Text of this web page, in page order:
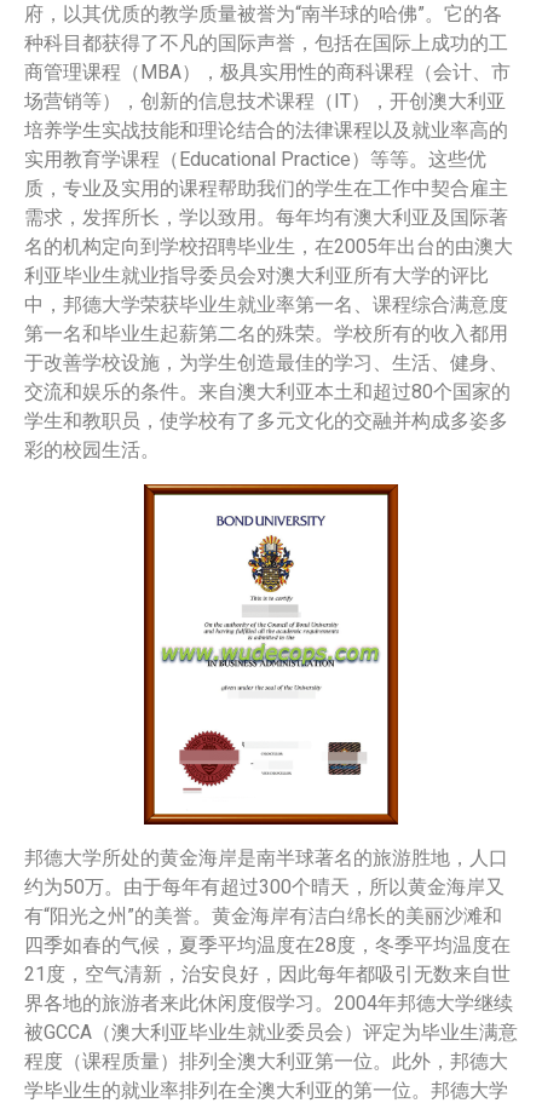
府，以其优质的教学质量被誉为“南半球的哈佛”。它的各
种科目都获得了不凡的国际声誉，包括在国际上成功的工
商管理课程（MBA），极具实用性的商科课程（会计、市
场营销等），创新的信息技术课程（IT），开创澳大利亚
培养学生实战技能和理论结合的法律课程以及就业率高的
实用教育学课程（Educational Practice）等等。这些优
质，专业及实用的课程帮助我们的学生在工作中契合雇主
需求，发挥所长，学以致用。每年均有澳大利亚及国际著
名的机构定向到学校招聘毕业生，在2005年出台的由澳大
利亚毕业生就业指导委员会对澳大利亚所有大学的评比
中，邦德大学荣获毕业生就业率第一名、课程综合满意度
第一名和毕业生起薪第二名的殊荣。学校所有的收入都用
于改善学校设施，为学生创造最佳的学习、生活、健身、
交流和娱乐的条件。来自澳大利亚本土和超过80个国家的
学生和教职员，使学校有了多元文化的交融并构成多姿多
彩的校园生活。
邦德大学所处的黄金海岸是南半球著名的旅游胜地，人口
约为50万。由于每年有超过300个晴天，所以黄金海岸又
有“阳光之州”的美誉。黄金海岸有洁白绵长的美丽沙滩和
四季如春的气候，夏季平均温度在28度，冬季平均温度在
21度，空气清新，治安良好，因此每年都吸引无数来自世
界各地的旅游者来此休闲度假学习。2004年邦德大学继续
被GCCA（澳大利亚毕业生就业委员会）评定为毕业生满意
程度（课程质量）排列全澳大利亚第一位。此外，邦德大
学毕业生的就业率排列在全澳大利亚的第一位。邦德大学